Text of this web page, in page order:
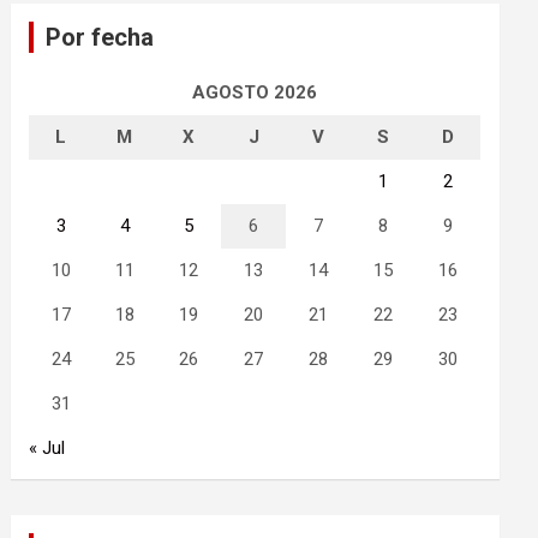
Por fecha
AGOSTO 2026
L M X J V S D
1 2
3 4 5 6 7 8 9
10 11 12 13 14 15 16
17 18 19 20 21 22 23
24 25 26 27 28 29 30
31
« Jul